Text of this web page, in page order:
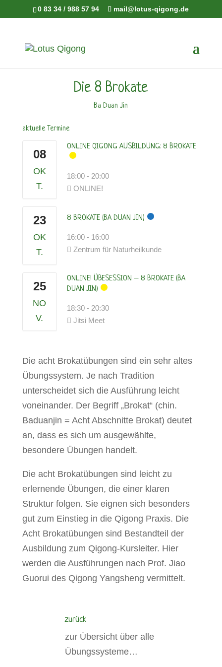
0 83 34 / 988 57 94 mail@lotus-qigong.de
Die 8 Brokate
Ba Duan Jin
aktuelle Termine
08
OK
T.
ONLINE QIGONG AUSBILDUNG: 8 BROKATE
18:00- 20:00
ONLINE!
23
OK
T.
8 BROKATE (BA DUAN JIN)
16:00- 16:00
Zentrum für Naturheilkunde
25
NO
V.
ONLINE! ÜBESESSION – 8 BROKATE (BA
DUAN JIN)
18:30- 20:30
Jitsi Meet
Die acht Brokatübungen sind ein sehr altes
Übungssystem. Je nach Tradition
unterscheidet sich die Ausführung leicht
voneinander. Der Begriff „Brokat“ (chin.
Baduanjin = Acht Abschnitte Brokat) deutet
an, dass es sich um ausgewählte,
besondere Übungen handelt.
Die acht Brokatübungen sind leicht zu
erlernende Übungen, die einer klaren
Struktur folgen. Sie eignen sich besonders
gut zum Einstieg in die Qigong Praxis. Die
Acht Brokatübungen sind Bestandteil der
Ausbildung zum Qigong-Kursleiter. Hier
werden die Ausführungen nach Prof. Jiao
Guorui des Qigong Yangsheng vermittelt.
zurück
zur Übersicht über alle
Übungssysteme…